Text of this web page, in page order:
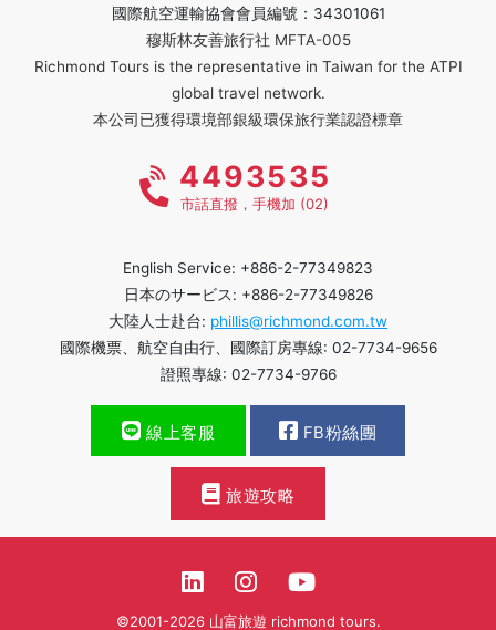
國際航空運輸協會會員編號：34301061
穆斯林友善旅行社 MFTA-005
Richmond Tours is the representative in Taiwan for the ATPI
global travel network.
本公司已獲得環境部銀級環保旅行業認證標章
4493535
市話直撥，手機加 (02)
English Service: +886-2-77349823
日本のサービス: +886-2-77349826
大陸人士赴台: phillis@richmond.com.tw
國際機票、航空自由行、國際訂房專線: 02-7734-9656
證照專線: 02-7734-9766
線上客服 FB粉絲團
旅遊攻略
©2001-2026 山富旅遊 richmond tours.